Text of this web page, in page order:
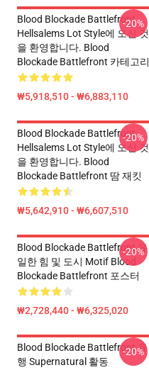
Blood Blockade Battlefront
Hellsalems Lot Style에 오신 것
을 환영합니다. Blood
Blockade Battlefront 카테고리
₩5,918,510 - ₩6,883,110
-20%
Blood Blockade Battlefront
Hellsalems Lot Style에 오신 것
을 환영합니다. Blood
Blockade Battlefront 땀 재킷
₩5,642,910 - ₩6,607,510
-20%
Blood Blockade Battlefront 유
일한 힘 및 도시 Motif Blood
Blockade Battlefront 포스터
₩2,728,440 - ₩6,325,020
-20%
Blood Blockade Battlefront 유
행 Supernatural 활동
-20%